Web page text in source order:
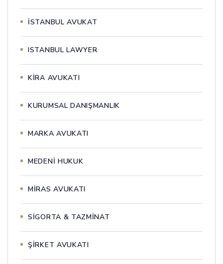
İSTANBUL AVUKAT
ISTANBUL LAWYER
KİRA AVUKATI
KURUMSAL DANIŞMANLIK
MARKA AVUKATI
MEDENİ HUKUK
MİRAS AVUKATI
SİGORTA & TAZMİNAT
ŞİRKET AVUKATI